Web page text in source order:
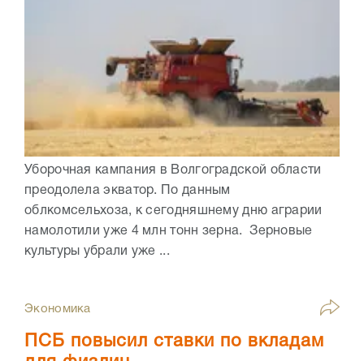
Уборочная кампания в Волгоградской области
преодолела экватор. По данным
облкомсельхоза, к сегодняшнему дню аграрии
намолотили уже 4 млн тонн зерна. Зерновые
культуры убрали уже ...
Экономика
ПСБ повысил ставки по вкладам